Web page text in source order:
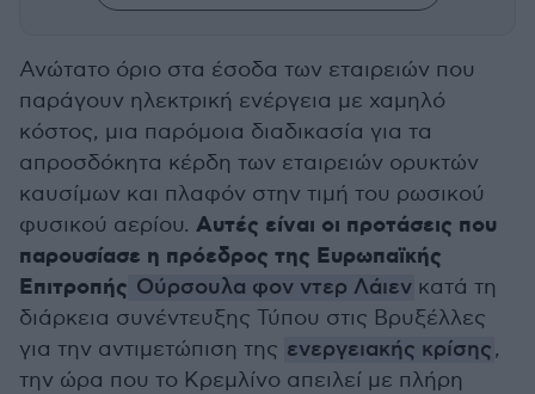
Ανώτατο όριο στα έσοδα των εταιρειών που
παράγουν ηλεκτρική ενέργεια με χαμηλό
κόστος, μια παρόμοια διαδικασία για τα
απροσδόκητα κέρδη των εταιρειών ορυκτών
καυσίμων και πλαφόν στην τιμή του ρωσικού
φυσικού αερίου. Αυτές είναι οι προτάσεις που
παρουσίασε η πρόεδρος της Ευρωπαϊκής
Επιτροπής Ούρσουλα φον ντερ Λάιεν κατά τη
διάρκεια συνέντευξης Τύπου στις Βρυξέλλες
για την αντιμετώπιση της ενεργειακής κρίσης,
την ώρα που το Κρεμλίνο απειλεί με πλήρη